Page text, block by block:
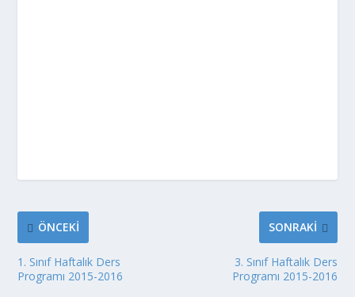
ÖNCEKI
1. Sınıf Haftalık Ders
Programı 2015-2016
SONRAKI
3. Sınıf Haftalık Ders
Programı 2015-2016